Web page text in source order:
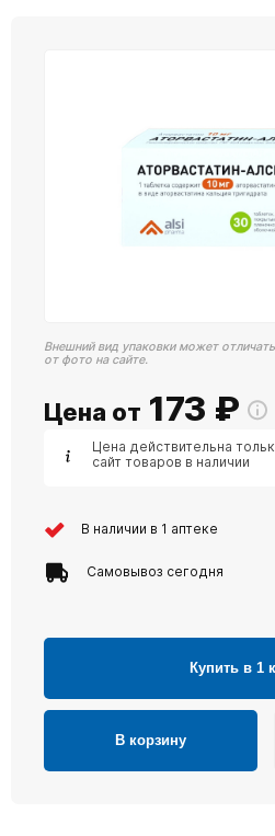
Внешний вид упаковки может
от фото на сайте.
Цена от 173 ₽
Цена действительна
сайт товаров в наличии
В наличии в 1 аптеке
Самовывоз сегодня
Купить в 1
В корзину